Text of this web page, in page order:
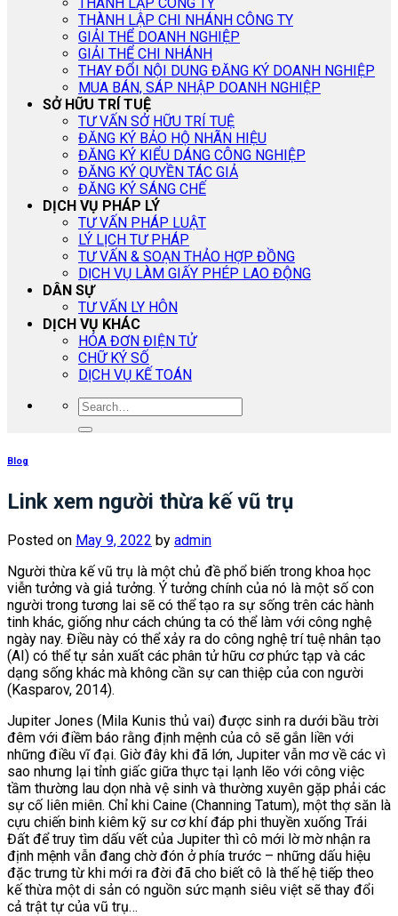
THÀNH LẬP CHI NHÁNH CÔNG TY
GIẢI THỂ DOANH NGHIỆP
GIẢI THỂ CHI NHÁNH
THAY ĐỔI NỘI DUNG ĐĂNG KÝ DOANH NGHIỆP
MUA BÁN, SÁP NHẬP DOANH NGHIỆP
SỞ HỮU TRÍ TUỆ
TƯ VẤN SỞ HỮU TRÍ TUỆ
ĐĂNG KÝ BẢO HỘ NHÃN HIỆU
ĐĂNG KÝ KIỂU DÁNG CÔNG NGHIỆP
ĐĂNG KÝ QUYỀN TÁC GIẢ
ĐĂNG KÝ SÁNG CHẾ
DỊCH VỤ PHÁP LÝ
TƯ VẤN PHÁP LUẬT
LÝ LỊCH TƯ PHÁP
TƯ VẤN & SOẠN THẢO HỢP ĐỒNG
DỊCH VỤ LÀM GIẤY PHÉP LAO ĐỘNG
DÂN SỰ
TƯ VẤN LY HÔN
DỊCH VỤ KHÁC
HÓA ĐƠN ĐIỆN TỬ
CHỮ KÝ SỐ
DỊCH VỤ KẾ TOÁN
Blog
Link xem người thừa kế vũ trụ
Posted on May 9, 2022 by admin
Người thừa kế vũ trụ là một chủ đề phổ biến trong khoa học
viễn tưởng và giả tưởng. Ý tưởng chính của nó là một số con
người trong tương lai sẽ có thể tạo ra sự sống trên các hành
tinh khác, giống như cách chúng ta có thể làm với công nghệ
ngày nay. Điều này có thể xảy ra do công nghệ trí tuệ nhân tạo
(AI) có thể tự sản xuất các phân tử hữu cơ phức tạp và các
dạng sống khác mà không cần sự can thiệp của con người
(Kasparov, 2014).
Jupiter Jones (Mila Kunis thủ vai) được sinh ra dưới bầu trời
đêm với điềm báo rằng định mệnh của cô sẽ gắn liền với
những điều vĩ đại. Giờ đây khi đã lớn, Jupiter vẫn mơ về các vì
sao nhưng lại tỉnh giấc giữa thực tại lạnh lẽo với công việc
tầm thường lau dọn nhà vệ sinh và thường xuyên gặp phải các
sự cố liên miên. Chỉ khi Caine (Channing Tatum), một thợ săn là
cựu chiến binh kiêm kỹ sư cơ khí đáp phi thuyền xuống Trái
Đất để truy tìm dấu vết của Jupiter thì cô mới lờ mờ nhận ra
định mệnh vẫn đang chờ đón ở phía trước – những dấu hiệu
đặc trưng từ khi mới ra đời đã cho biết cô là thế hệ tiếp theo
kế thừa một di sản có nguồn sức mạnh siêu việt sẽ thay đổi
cả trật tự của vũ trụ…